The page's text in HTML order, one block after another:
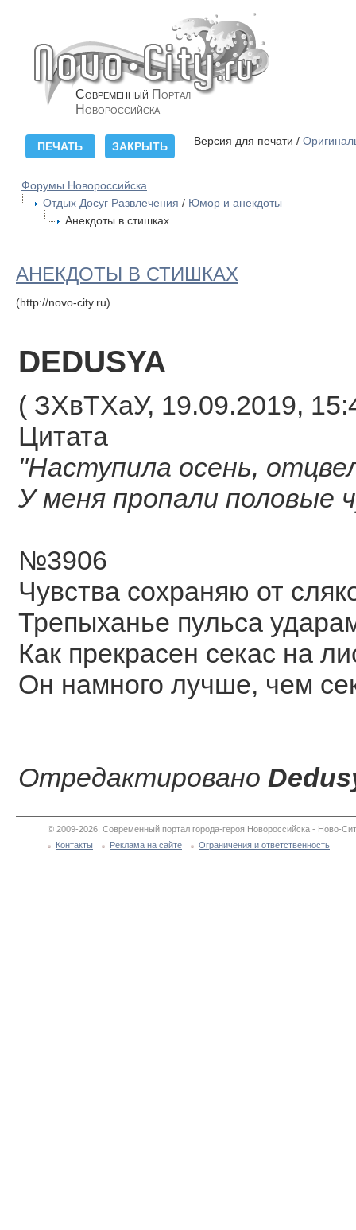
Современный Портал
Новороссийска
Версия для печати /
Форумы Новороссийска
Отдых Досуг Развлечения / Юмор и анекдоты
Анекдоты в стишках
АНЕКДОТЫ В СТИШКАХ
(http://novo-city.ru)
DEDUSYA
( ЗХвТХаУ, 19.09.2019,
Цитата
"Наступила осень,
У меня пропали половые
№3906
Чувства сохраняю от
Трепыханье пульса
Как прекрасен секас на
Он намного лучше, чем
Отредактировано
© 2009-2026, Современный портал города-героя Новороссийска - Ново-
Контакты
Реклама на сайте Ограничения и ответственность